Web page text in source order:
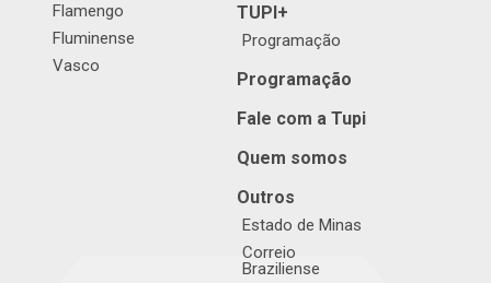
Flamengo
Fluminense
Vasco
TUPI+
Programação
Programação
Fale com a Tupi
Quem somos
Outros
Estado de Minas
Correio
Braziliense